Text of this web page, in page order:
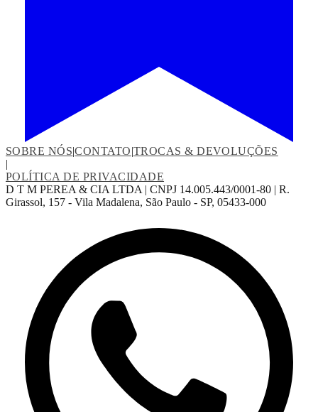
SOBRE NÓS|CONTATO|TROCAS & DEVOLUÇÕES
|
POLÍTICA DE PRIVACIDADE
D T M PEREA & CIA LTDA | CNPJ 14.005.443/0001-80 | R.
Girassol, 157 - Vila Madalena, São Paulo - SP, 05433-000